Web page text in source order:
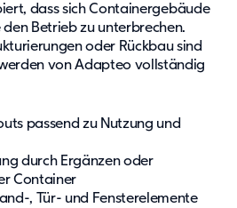
dass sich Containergebäude
Betrieb zu unterbrechen.
oder Rückbau sind
von Adapteo vollständig
passend zu Nutzung und
durch Ergänzen oder
Container
, Tür- und Fensterelemente